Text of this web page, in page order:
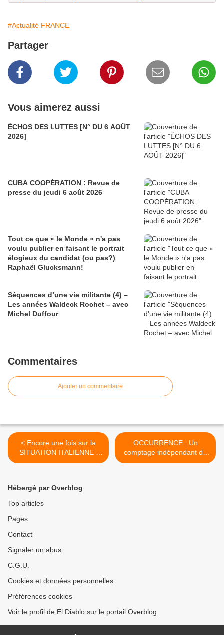
#Actualité FRANCE
Partager
Vous aimerez aussi
ÉCHOS DES LUTTES [N° DU 6 AOÛT
2026]
CUBA COOPÉRATION : Revue de
presse du jeudi 6 août 2026
Tout ce que « le Monde » n'a pas
voulu publier en faisant le portrait
élogieux du candidat (ou pas?)
Raphaël Glucksmann!
Séquences d’une vie militante (4) –
Les années Waldeck Rochet – avec
Michel Duffour
Commentaires
Ajouter un commentaire
< Encore une fois sur la
SITUATION ITALIENNE :
sortir des VIEUX SCHÉMAS
OCCURRENCE : Un
comptage indépendant du
nombre des manifestants
Hébergé par Overblog
Top articles
Pages
Contact
Signaler un abus
C.G.U.
Cookies et données personnelles
Préférences cookies
Voir le profil de El Diablo sur le portail Overblog